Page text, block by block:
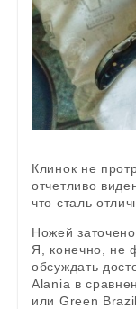
Клинок не
отчетливо
что сталь
Ножей
Я, конечно, не
обсуждать
Alania в
или Green